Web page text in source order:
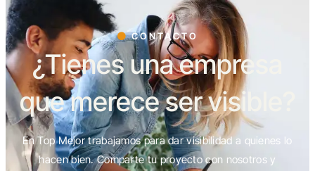
CONTACTO
¿Tienes una empresa
que merece ser visible?
En Top Mejor trabajamos para dar visibilidad a quienes lo
hacen bien. Comparte tu proyecto con nosotros y